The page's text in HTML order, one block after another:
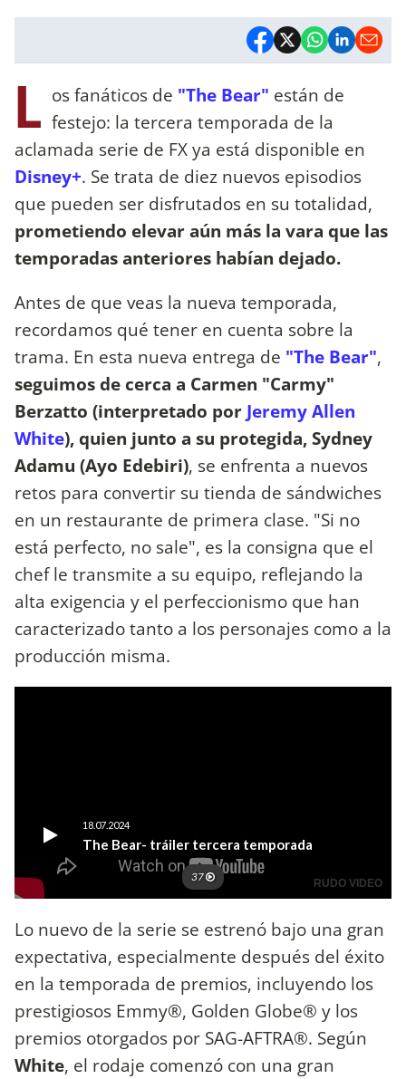
L os fanáticos de "The Bear" están de
festejo: la tercera temporada de la
aclamada serie de FX ya está disponible en
Disney+. Se trata de diez nuevos episodios
que pueden ser disfrutados en su totalidad,
prometiendo elevar aún más la vara que las
temporadas anteriores habían dejado.
Antes de que veas la nueva temporada,
recordamos qué tener en cuenta sobre la
trama. En esta nueva entrega de "The Bear",
seguimos de cerca a Carmen "Carmy"
Berzatto (interpretado por Jeremy Allen
White), quien junto a su protegida, Sydney
Adamu (Ayo Edebiri), se enfrenta a nuevos
retos para convertir su tienda de sándwiches
en un restaurante de primera clase. "Si no
está perfecto, no sale", es la consigna que el
chef le transmite a su equipo, reflejando la
alta exigencia y el perfeccionismo que han
caracterizado tanto a los personajes como a la
producción misma.
Lo nuevo de la serie se estrenó bajo una gran
expectativa, especialmente después del éxito
en la temporada de premios, incluyendo los
prestigiosos Emmy®, Golden Globe® y los
premios otorgados por SAG-AFTRA®. Según
White, el rodaje comenzó con una gran